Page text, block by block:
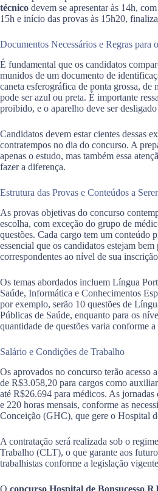
técnico devem se apresentar às 14h,
15h e início das provas às 15h20,
Documentos Necessários e Regras para
É fundamental que os candidatos
munidos de um documento de
caneta esferográfica de ponta grossa, de
pode ser azul ou preta. É importante
proibido, e o aparelho deve ser
Candidatos devem estar cientes dessas
contratempos no dia do concurso. A
apenas o estudo, mas também essa
fazer a diferença.
Estrutura das Provas e Conteúdos a
As provas objetivas do concurso
escolha, com exceção do grupo de
questões. Cada cargo tem um conteúdo
essencial que os candidatos estejam
correspondentes ao nível de sua
Os temas abordados incluem Língua
Saúde, Informática e Conhecimentos
por exemplo, serão 10 questões de
Públicas de Saúde, enquanto para os
quantidade de questões varia conforme
Salário e Condições de Trabalho
Os aprovados no concurso terão acesso
de R$3.058,20 para cargos como
até R$26.694 para médicos. As
e 220 horas mensais, conforme as
Conceição (GHC), que gere o Hospital
A contratação será realizada sob o
Trabalho (CLT), o que garante aos
trabalhistas conforme a legislação
O concurso Hospital de Bonsucesso